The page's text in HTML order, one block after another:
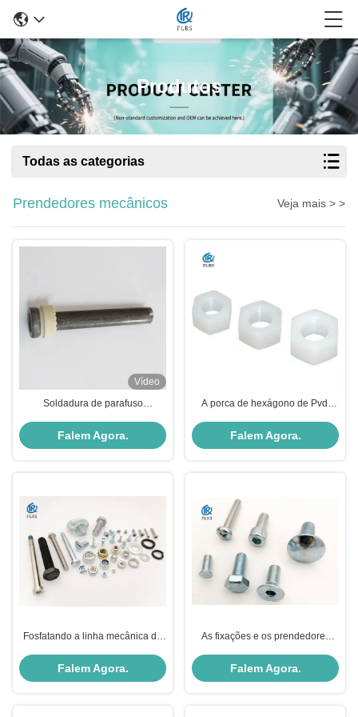
Produtos
Todas as categorias
Prendedores mecânicos Veja mais > >
Vídeo
Soldadura de parafuso
do queijo do parafuso de
soldadura do aço carbono com
Falem Agora.
A porca de hexágono de Pvdf
resistente à corrosão natural das
porcas
Falem Agora.
Fosfatando a linha mecânica de
classe 4,8
Falem Agora.
As fixações e os prendedores
máquina os parafusos com tipos
e especificações principais
Falem Agora.